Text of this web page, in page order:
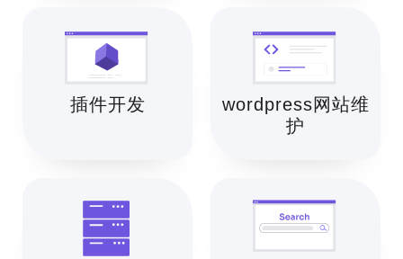
插件开发
wordpress网站维
护